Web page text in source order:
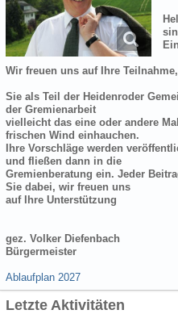
Wir freuen uns auf Ihre
Sie als Teil der Heidenroder
der Gremienarbeit
vielleicht das eine oder andere
frischen Wind einhauchen.
Ihre Vorschläge werden
und fließen dann in die
Gremienberatung ein. Jeder
Sie dabei, wir freuen uns
auf Ihre Unterstützung
gez. Volker Diefenbach
Bürgermeister
Ablaufplan 2027
Letzte Aktivitäten